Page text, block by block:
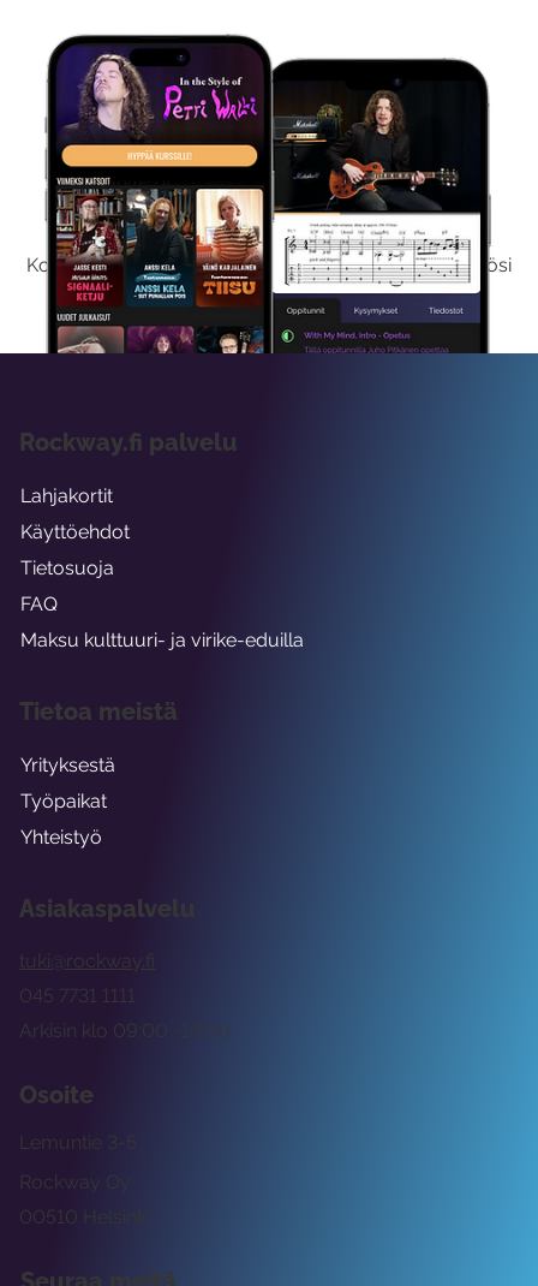
Kokeile Ilmaiseksi
Kokeilemalla ilmaiseksi saat koko sisältömme käyttöösi
viikon ajaksi.
Asiakaspalvelu
tuki@rockway.fi
Arkisin klo 09:00 -15:00
045 7731 1111
Osoite
Rockway Oy
Lemuntie 3-5
00510 Helsinki
Rockway.fi palvelu
Lahjakortit
Käyttöehdot
Tietosuoja
FAQ
Maksu kulttuuri- ja virike-eduilla
Tietoa meistä
Yrityksestä
Työpaikat
Yhteistyö